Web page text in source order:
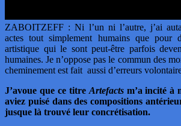
ZABOITZEFF : Ni l’un ni l’autre, j’ai
actes tout simplement humains que pour
artistique qui le sont peut-être parfois
humaines. Je n’oppose pas le commun des
cheminement est fait aussi d’erreurs
J’avoue que ce titre Artefactsm’a incité à
aviez puisé dans des compositions
jusque là trouvé leur concrétisation.